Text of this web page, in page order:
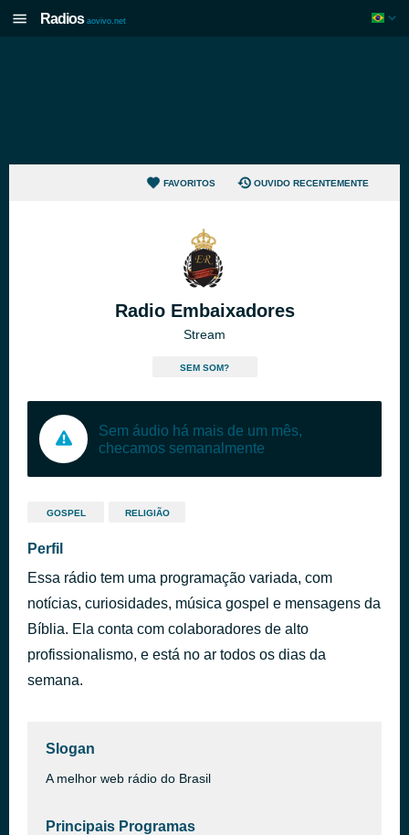
Radios aovivo.net
FAVORITOS OUVIDO RECENTEMENTE
Radio Embaixadores
Stream
SEM SOM?
Sem áudio há mais de um mês,
checamos semanalmente
GOSPEL RELIGIÃO
Perfil
Essa rádio tem uma programação variada, com
notícias, curiosidades, música gospel e mensagens da
Bíblia. Ela conta com colaboradores de alto
profissionalismo, e está no ar todos os dias da
semana.
Slogan
A melhor web rádio do Brasil
Principais Programas